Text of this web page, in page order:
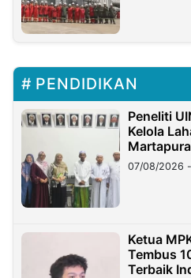
PENDIDIKAN
Peneliti
Kelola
Martapura
07/08/2026
Ketua
Tembus
Terbaik